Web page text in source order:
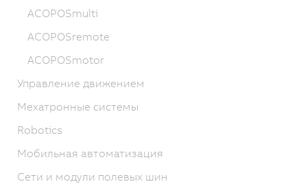
ACOPOSmulti
ACOPOSremote
ACOPOSmotor
Управление движением
Мехатронные системы
Robotics
Мобильная автоматизация
Сети и модули полевых шин